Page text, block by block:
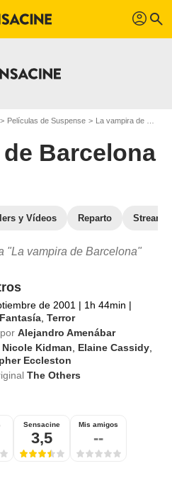
profil search
Películas de Suspense La vampira de Barcelona
Barcelona
y Vídeos Reparto
"La vampira de Barcelona"
de 2001 | 1h 44min |
Fantasía ,Terror
Alejandro Amenábar
Nicole Kidman Elaine Cassidy
Eccleston
The Others
Sensacine
3,5
Mis amigos
--